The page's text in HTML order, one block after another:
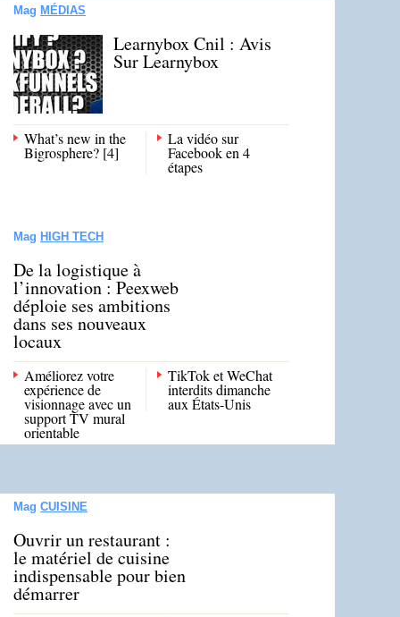
Mag MÉDIAS
Learnybox Cnil : Avis
Sur Learnybox
What’s new in the
Bigrosphere? [4]
La vidéo sur
Facebook en 4
étapes
Mag HIGH TECH
De la logistique à
l’innovation : Peexweb
déploie ses ambitions
dans ses nouveaux
locaux
Améliorez votre
expérience de
visionnage avec un
support TV mural
orientable
TikTok et WeChat
interdits dimanche
aux États-Unis
Mag CUISINE
Ouvrir un restaurant :
le matériel de cuisine
indispensable pour bien
démarrer